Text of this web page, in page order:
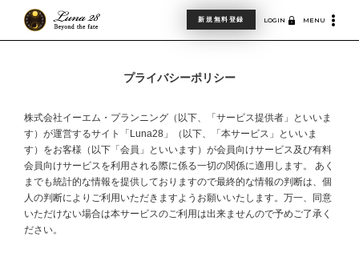
新規無料登録 LOGIN MENU
プライバシーポリシー
株式会社イーエム・プランニング（以下、「サービス提供者」といいま
す）が運営するサイト「Luna28」（以下、「本サービス」といいま
す）をお客様（以下「会員」といいます）が会員向けサービス及び有料
会員向けサービスを利用される際に係る一切の関係に適用します。 あく
までも統計的な情報を提供しておりますので最終的な情報の判断は、個
人の判断によりご利用いただきますようお願いいたします。万一、同意
いただけない場合は本サービスのご利用は出来ませんので予めご了承く
ださい。